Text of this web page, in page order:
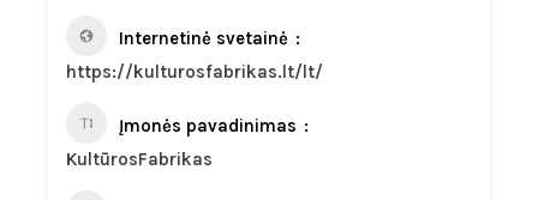
Internetinė svetainė
https://kulturosfabrikas.lt/lt/
Įmonės pavadinimas
KultūrosFabrikas